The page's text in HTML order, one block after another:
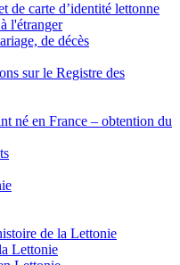
de carte d’identité lettonne
l'étranger
de décès
sur le Registre des
né en France – obtention du
de la Lettonie
Lettonie